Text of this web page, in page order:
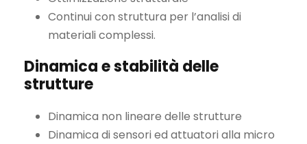
Continui con struttura per l’analisi di
materiali complessi.
Dinamica e stabilità delle
strutture
Dinamica non lineare delle strutture
Dinamica di sensori ed attuatori alla micro